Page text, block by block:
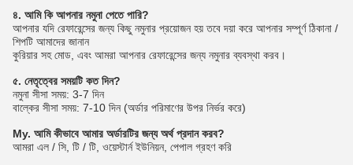
৪. আমি কি আপনার নমুনা পেতে পারি?
আপনার যদি রেফারেন্সের জন্য কিছু নমুনার প্রয়োজন হয় তবে দয়া করে আপনার সম্পূর্ণ ঠিকানা /
শিপটি আমাদের জানান
কুরিয়ার সহ মোড, এবং আমরা আপনার রেফারেন্সের জন্য নমুনার ব্যবস্থা করব।
৫. নেতৃত্বের সময়টি কত দিন?
নমুনা সীসা সময়: 3-7 দিন
বাল্কের সীসা সময়: 7-10 দিন (অর্ডার পরিমাণের উপর নির্ভর করে)
My. আমি কীভাবে আমার অর্ডারটির জন্য অর্থ প্রদান করব?
আমরা এল / সি, টি / টি, ওয়েস্টার্ন ইউনিয়ন, পেপাল গ্রহণ করি